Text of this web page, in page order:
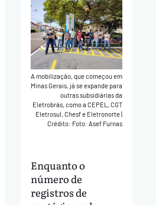
A mobilização, que começou em
Minas Gerais, já se expande para
outras subsidiárias da
Eletrobrás, como a CEPEL, CGT
Eletrosul, Chesf e Eletronorte|
Crédito: Foto: Asef Furnas
Enquanto o
número de
registros de